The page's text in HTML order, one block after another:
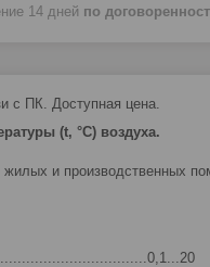
14 дней по
с ПК. Доступная цена.
(t, °С) воздуха.
и производственных